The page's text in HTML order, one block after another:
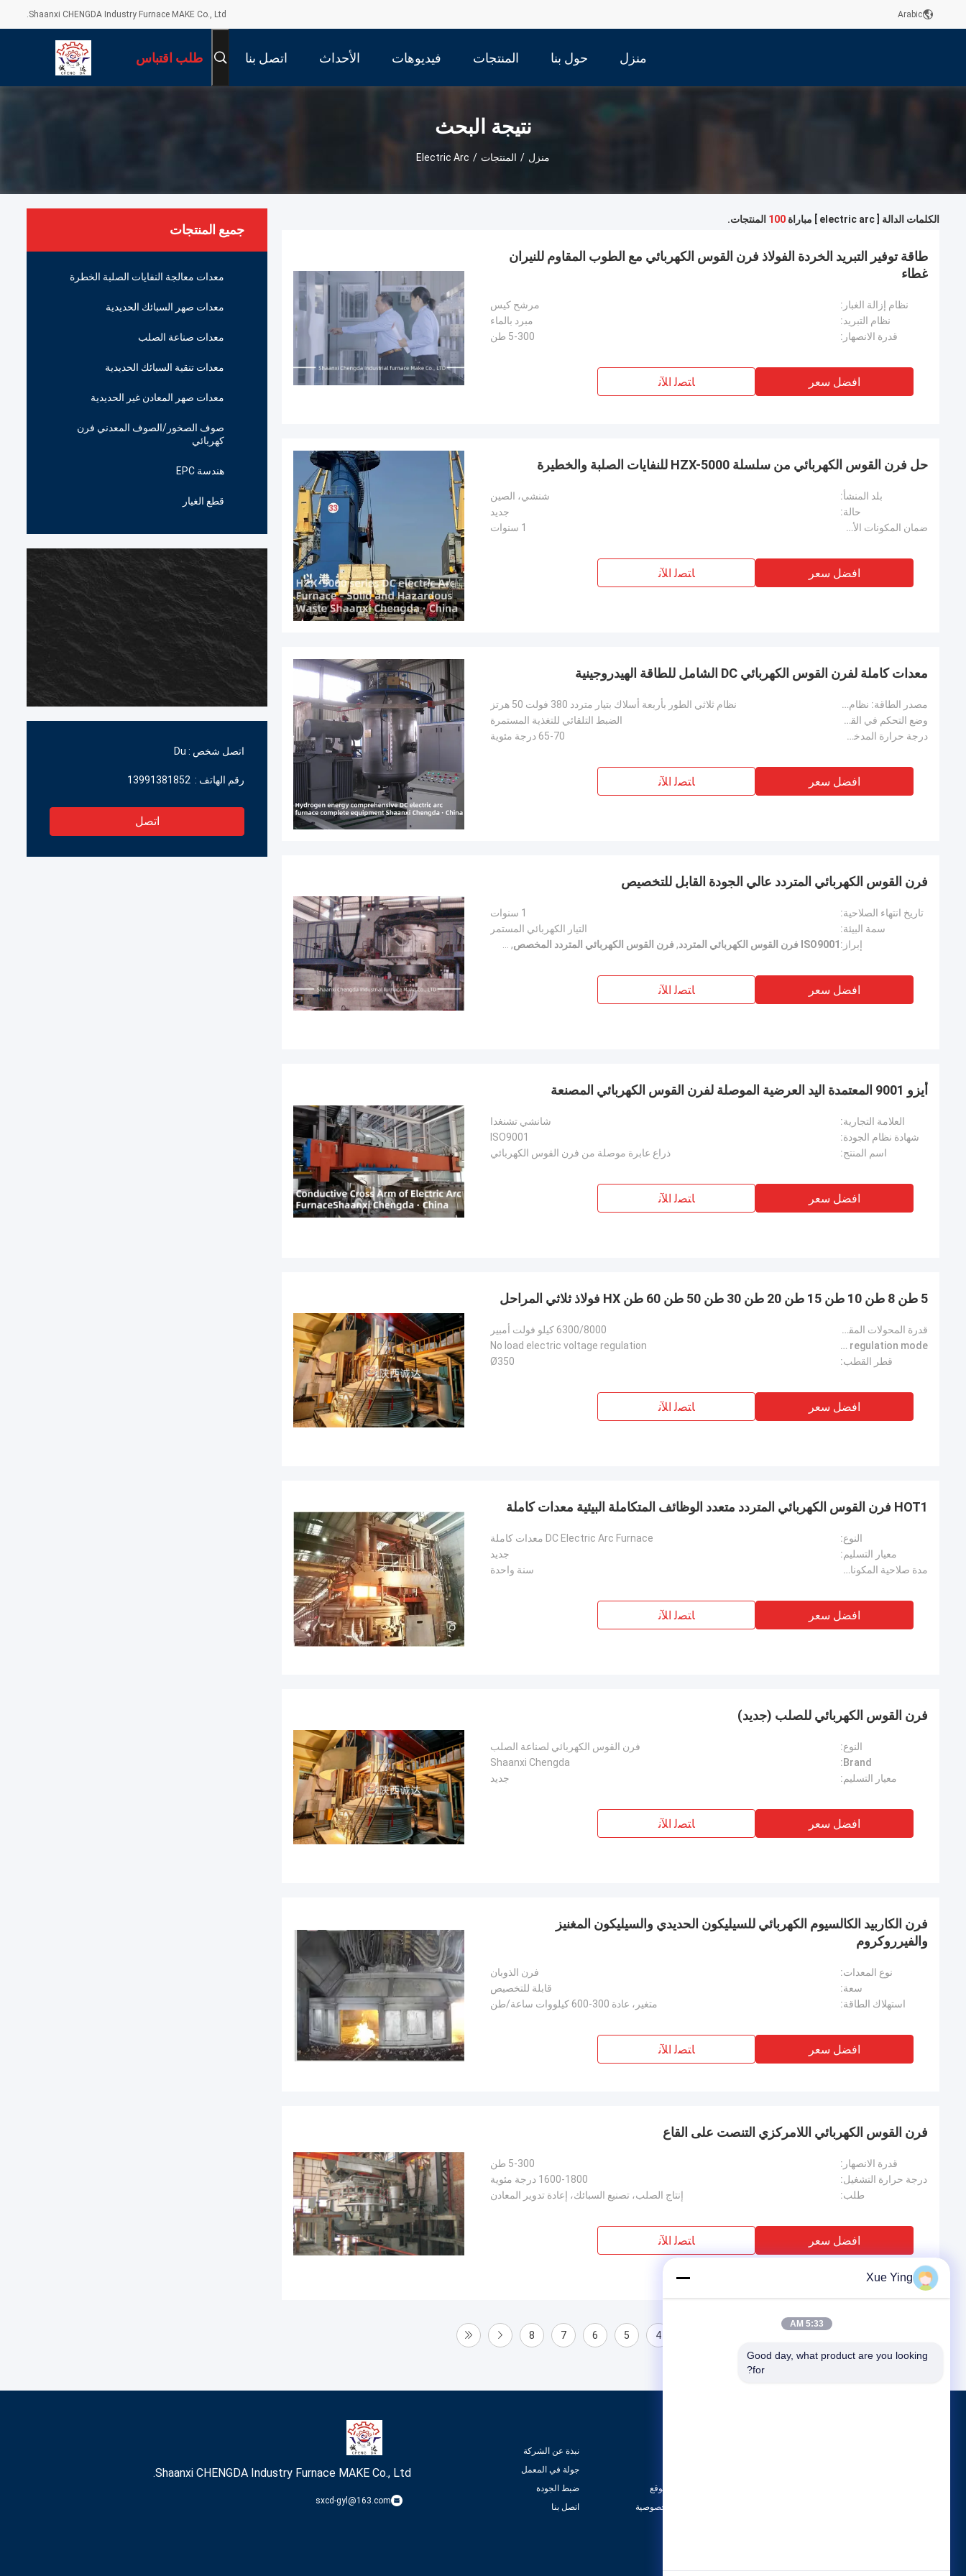
Shaanxi CHENGDA Industry Furnace MAKE Co., Ltd. Arabic
منزل حول بنا المنتجات فيديوهات الأحداث اتصل بنا طلب اقتباس
نتيجة البحث
منزل / المنتجات /
Electric Arc
جميع المنتجات
معدات معالجة النفايات الصلبة الخطرة
معدات صهر السبائك الحديدية
معدات صناعة الصلب
معدات تنقية السبائك الحديدية
معدات صهر المعادن غير الحديدية
صوف الصخور/الصوف المعدني فرن
كهربائي
هندسة EPC
قطع الغيار
اتصل شخص : Du
رقم الهاتف :
اتصل
الكلمات الدالة [ electric arc ] مباراة 100 المنتجات.
طاقة توفير التبريد الخردة الفولاذ فرن القوس الكهربائي مع الطوب المقاوم للنيران
غطاء
نظام إزالة الغبار:
مرشح كيس
نظام التبريد:
مبرد بالماء
قدرة الانصهار:
5-300 طن
افضل سعر ﺎﺘﺼﻟ ﺍﻶﻧ
حل فرن القوس الكهربائي من سلسلة HZX-5000 للنفايات الصلبة والخطيرة
بلد المنشأ:
شنشي، الصين
حالة:
جديد
ضمان المكونات الأساسية:
1 سنوات
افضل سعر ﺎﺘﺼﻟ ﺍﻶﻧ
معدات كاملة لفرن القوس الكهربائي DC الشامل للطاقة الهيدروجينية
مصدر الطاقة: نظام ثلاثي الطور بأربعة أسلاك بتردد 380 فولت 50 هرتز:
نظام ثلاثي الطور بأربعة أسلاك بتيار متردد 380 فولت 50 هرتز
وضع التحكم في القطب الكهربائي: الضبط التلقائي للتغذية المستمرة:
الضبط التلقائي للتغذية المستمرة
درجة حرارة المدخل: 65-70 درجة مئوية:
65-70 درجة مئوية
افضل سعر ﺎﺘﺼﻟ ﺍﻶﻧ
فرن القوس الكهربائي المتردد عالي الجودة القابل للتخصيص
تاريخ انتهاء الصلاحية:
1 سنوات
سمة البيئة:
التيار الكهربائي المستمر
إبراز: ISO9001 فرن القوس الكهربائي المتردد , فرن القوس الكهربائي المتردد المخصص, فرن القوس المتردد حسب الطلب
افضل سعر ﺎﺘﺼﻟ ﺍﻶﻧ
أيزو 9001 المعتمدة اليد العرضية الموصلة لفرن القوس الكهربائي المصنعة
العلامة التجارية:
شانشي تشنغدا
شهادة نظام الجودة:
ISO9001
اسم المنتج:
ذراع عابرة موصلة من فرن القوس الكهربائي
افضل سعر ﺎﺘﺼﻟ ﺍﻶﻧ
5 طن 8 طن 10 طن 15 طن 20 طن 30 طن 50 طن 60 طن HX فولاذ ثلاثي المراحل
قدرة المحولات المقدرة:
6300/8000 كيلو فولت أمبير
Voltage regulation mode:
No load electric voltage regulation
قطر القطب:
Ø350
افضل سعر ﺎﺘﺼﻟ ﺍﻶﻧ
HOT1 فرن القوس الكهربائي المتردد متعدد الوظائف المتكاملة البيئية معدات كاملة
النوع:
DC Electric Arc Furnace معدات كاملة
معيار التسليم:
جديد
مدة صلاحية المكونات الأساسية:
سنة واحدة
افضل سعر ﺎﺘﺼﻟ ﺍﻶﻧ
فرن القوس الكهربائي للصلب (جديد)
النوع:
فرن القوس الكهربائي لصناعة الصلب
Brand:
Shaanxi Chengda
معيار التسليم:
جديد
افضل سعر ﺎﺘﺼﻟ ﺍﻶﻧ
فرن الكاربيد الكالسيوم الكهربائي للسيليكون الحديدي والسيليكون المغنيز
والفيرروكروم
نوع المعدات:
فرن الذوبان
سعة:
قابلة للتخصيص
استهلاك الطاقة:
متغير، عادة 300-600 كيلووات ساعة/طن
افضل سعر ﺎﺘﺼﻟ ﺍﻶﻧ
فرن القوس الكهربائي اللامركزي التنصت على القاع
قدرة الانصهار:
5-300 طن
درجة حرارة التشغيل:
1600-1800 درجة مئوية
طلب:
إنتاج الصلب، تصنيع السبائك، إعادة تدوير المعادن
افضل سعر ﺎﺘﺼﻟ ﺍﻶﻧ
4
5
6
7
8
Shaanxi CHENGDA Industry Furnace MAKE Co., Ltd.
sxcd-gyl@163.com
نبذة عن الشركة
جولة في المعمل
ضبط الجودة
اتصل بنا
خريطة الموقع
سياسة الخصوصية
Xue Ying
5:33 AM
Good day, what product are you looking
for?